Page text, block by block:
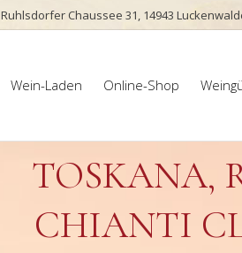
Ruhlsdorfer Chaussee 31, 14943
Wein-Laden Online-Shop
TOSKANA,
CHIANTI